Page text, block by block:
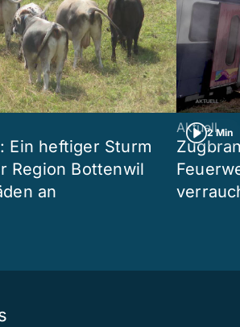
Ein heftiger Sturm
Region Bottenwil
an
2 Min
Aktuell